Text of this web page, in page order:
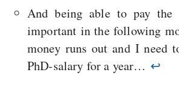
And being able to pay the
important in the following
money runs out and I need
PhD-salary for a year… ↩